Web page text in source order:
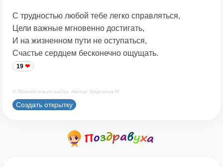
С трудностью любой тебе легко справляться,
Цели важные мгновенно достигать,
И на жизненном пути не оступаться,
Счастье сердцем бесконечно ощущать.
19
© Принадлежит сайту. Автор: Берсанов М.
Создать открытку